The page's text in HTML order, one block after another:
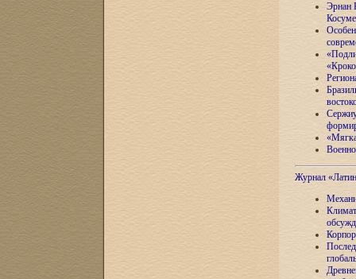
Эрнан
Журнал